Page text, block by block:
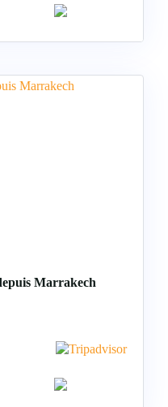
Marrakech